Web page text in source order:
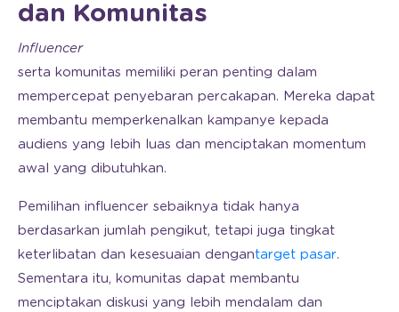
dan Komunitas
Influencer
serta komunitas memiliki peran penting dalam
mempercepat penyebaran percakapan. Mereka dapat
membantu memperkenalkan kampanye kepada
audiens yang lebih luas dan menciptakan momentum
awal yang dibutuhkan.
Pemilihan influencer sebaiknya tidak hanya
berdasarkan jumlah pengikut, tetapi juga tingkat
keterlibatan dan kesesuaian dengantarget pasar.
Sementara itu, komunitas dapat membantu
menciptakan diskusi yang lebih mendalam dan